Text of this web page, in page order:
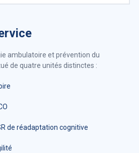
ambulatoire et prévention du
de quatre unités distinctes :
de réadaptation cognitive